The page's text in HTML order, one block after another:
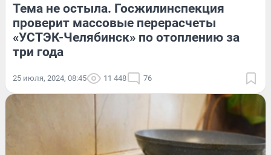
Тема не остыла. Госжилинспекция
проверит массовые перерасчеты
«УСТЭК-Челябинск» по отоплению за
три года
25 июля, 2024, 08:45 11 448 76